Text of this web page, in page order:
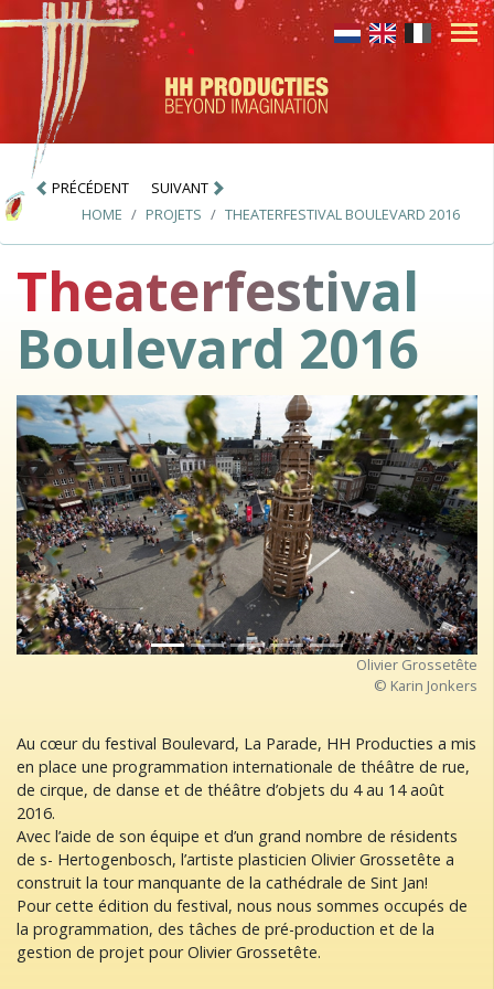
PRÉCÉDENT
SUIVANT
HOME
PROJETS THEATERFESTIVAL BOULEVARD 2016
Theaterfestival
Boulevard 2016
Olivier Grossetête
© Karin Jonkers
Previous Next
Au cœur du festival Boulevard, La Parade, HH Producties a mis
en place une programmation internationale de théâtre de rue,
de cirque, de danse et de théâtre d’objets du 4 au 14 août
2016.
Avec l’aide de son équipe et d’un grand nombre de résidents
de s- Hertogenbosch, l’artiste plasticien Olivier Grossetête a
construit la tour manquante de la cathédrale de Sint Jan!
Pour cette édition du festival, nous nous sommes occupés de
la programmation, des tâches de pré-production et de la
gestion de projet pour Olivier Grossetête.